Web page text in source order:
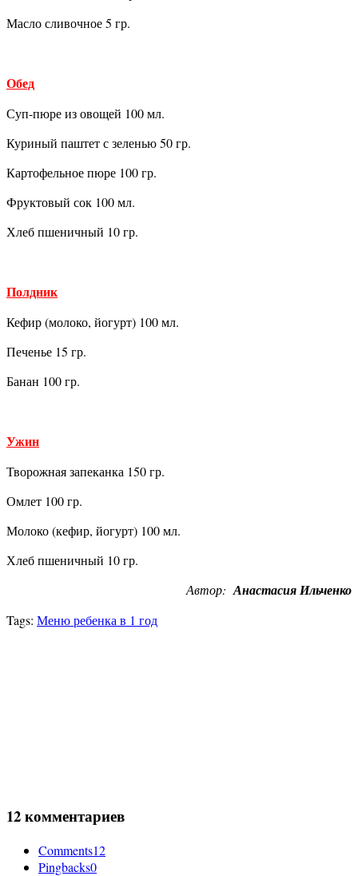
Масло сливочное 5 гр.
Обед
Суп-пюре из овощей 100 мл.
Куриный паштет с зеленью 50 гр.
Картофельное пюре 100 гр.
Фруктовый сок 100 мл.
Хлеб пшеничный 10 гр.
Полдник
Кефир (молоко, йогурт) 100 мл.
Печенье 15 гр.
Банан 100 гр.
Ужин
Творожная запеканка 150 гр.
Омлет 100 гр.
Молоко (кефир, йогурт) 100 мл.
Хлеб пшеничный 10 гр.
Автор: Анастасия Ильченко
Tags: Меню ребенка в 1 год
12 комментариев
Comments12
Pingbacks0